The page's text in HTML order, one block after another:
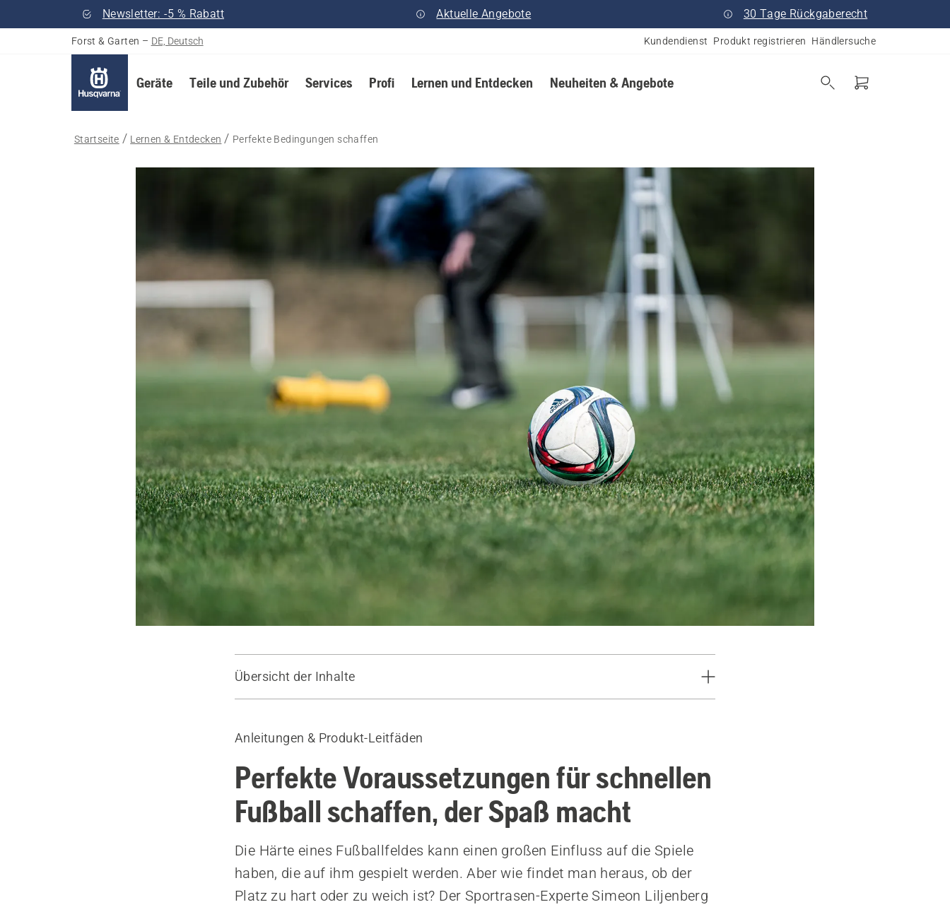
Newsletter: -5 % Rabatt Aktuelle Angebote 30 Tage Rückgaberecht
Forst & Garten – DE, Deutsch Kundendienst Produkt registrieren Händlersuche
Geräte Teile und Zubehör Services Profi Lernen und Entdecken Neuheiten & Angebote
Startseite Lernen & Entdecken Perfekte Bedingungen schaffen
Übersicht der Inhalte
Leitfaden
Über Simeon Lilienberg
Geräte
Anleitungen & Produkt-Leitfäden
Perfekte Voraussetzungen für schnellen
Fußball schaffen, der Spaß macht
Die Härte eines Fußballfeldes kann einen großen Einfluss auf die Spiele
haben, die auf ihm gespielt werden. Aber wie findet man heraus, ob der
Platz zu hart oder zu weich ist? Der Sportrasen-Experte Simeon Liljenberg